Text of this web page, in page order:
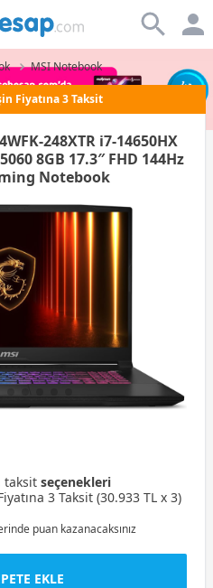
MSI Notebook
Fiyatına 3 Taksit
248XTR i7-14650HX
8GB 17.3″ FHD 144Hz
Notebook
taksit seçenekleri
3 Taksit (30.933 TL x 3)
puan kazanacaksınız
EKLE